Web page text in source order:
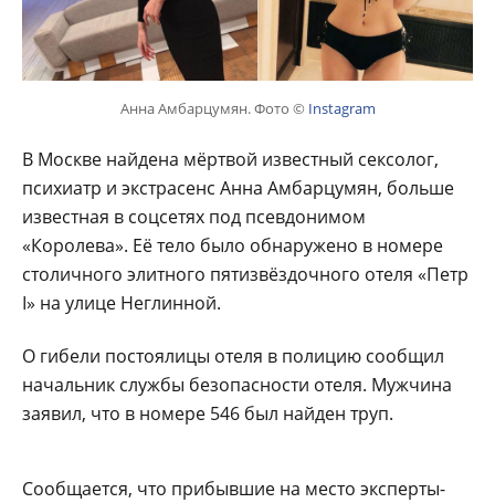
Анна Амбарцумян. Фото © Instagram
В Москве найдена мёртвой известный сексолог,
психиатр и экстрасенс Анна Амбарцумян, больше
известная в соцсетях под псевдонимом
«Королева». Её тело было обнаружено в номере
столичного элитного пятизвёздочного отеля «Петр
I» на улице Неглинной.
О гибели постоялицы отеля в полицию сообщил
начальник службы безопасности отеля. Мужчина
заявил, что в номере 546 был найден труп.
Сообщается, что прибывшие на место эксперты-